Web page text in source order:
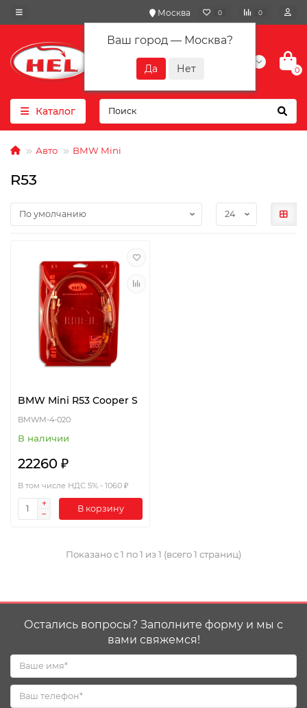
Москва
Ваш город — Москва?
0 0
+7(901) 417-10-01
0
Каталог
Авто BMW Mini
R53
BMW Mini R53 Cooper S
BMWM-4-020
В наличии
22260 ₽
В том числе НДС 5% - 1060 ₽
В корзину
Показано с 1 по 1 из 1 (всего 1 страниц)
Остались вопросы? Заполните форму и мы с
вами свяжемся!